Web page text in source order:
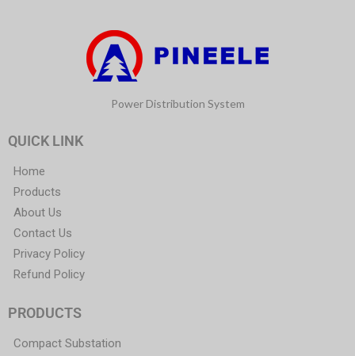
Power Distribution System
QUICK LINK
Home
Products
About Us
Contact Us
Privacy Policy
Refund Policy
PRODUCTS
Compact Substation